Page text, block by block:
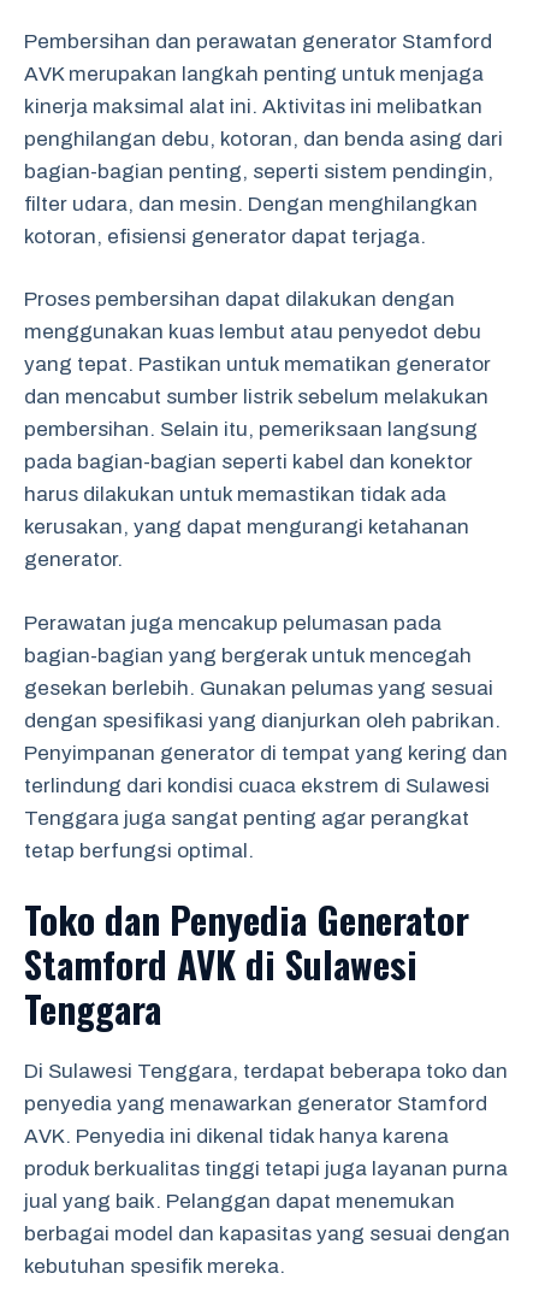
Pembersihan dan perawatan generator Stamford
AVK merupakan langkah penting untuk menjaga
kinerja maksimal alat ini. Aktivitas ini melibatkan
penghilangan debu, kotoran, dan benda asing dari
bagian-bagian penting, seperti sistem pendingin,
filter udara, dan mesin. Dengan menghilangkan
kotoran, efisiensi generator dapat terjaga.
Proses pembersihan dapat dilakukan dengan
menggunakan kuas lembut atau penyedot debu
yang tepat. Pastikan untuk mematikan generator
dan mencabut sumber listrik sebelum melakukan
pembersihan. Selain itu, pemeriksaan langsung
pada bagian-bagian seperti kabel dan konektor
harus dilakukan untuk memastikan tidak ada
kerusakan, yang dapat mengurangi ketahanan
generator.
Perawatan juga mencakup pelumasan pada
bagian-bagian yang bergerak untuk mencegah
gesekan berlebih. Gunakan pelumas yang sesuai
dengan spesifikasi yang dianjurkan oleh pabrikan.
Penyimpanan generator di tempat yang kering dan
terlindung dari kondisi cuaca ekstrem di Sulawesi
Tenggara juga sangat penting agar perangkat
tetap berfungsi optimal.
Toko dan Penyedia Generator
Stamford AVK di Sulawesi
Tenggara
Di Sulawesi Tenggara, terdapat beberapa toko dan
penyedia yang menawarkan generator Stamford
AVK. Penyedia ini dikenal tidak hanya karena
produk berkualitas tinggi tetapi juga layanan purna
jual yang baik. Pelanggan dapat menemukan
berbagai model dan kapasitas yang sesuai dengan
kebutuhan spesifik mereka.